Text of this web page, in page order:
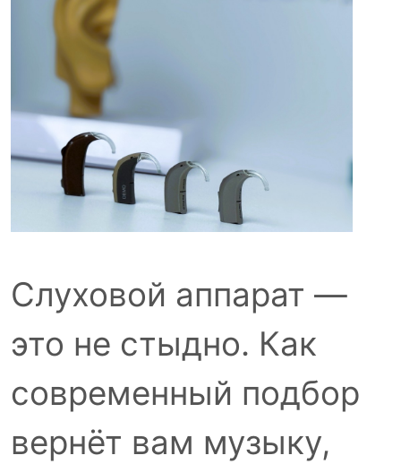
Слуховой аппарат —
это не стыдно. Как
современный подбор
вернёт вам музыку,